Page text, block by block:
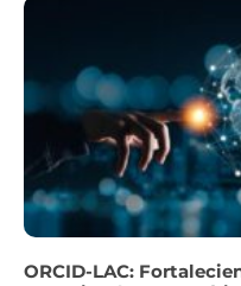
ORCID-LAC: